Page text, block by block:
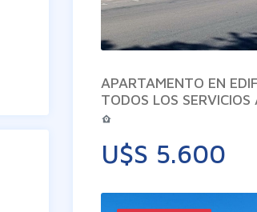
APARTAMENTO EN
TODOS LOS SERVICIOS AlQUILER
ANUAL u$s1000 MAS GASTOS
U$S 5.600